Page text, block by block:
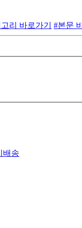
리 바로가기 #본문
배송